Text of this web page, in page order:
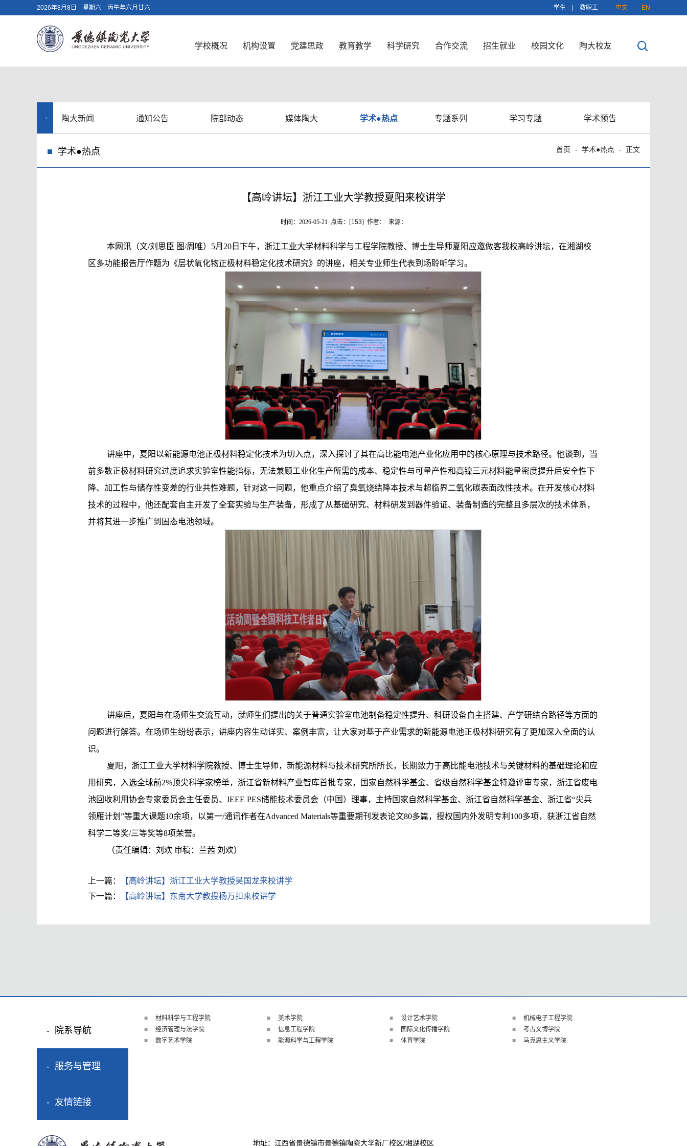
2026年8月8日 星期六 丙午年六月廿六 学生 教职工 中文 EN
学校概况 机构设置 党建思政 教育教学 科学研究 合作交流 招生就业 校园文化 陶大校友
新
陶大新闻 通知公告 院部动态 媒体陶大 学术●热点 专题系列 学习专题 学术预告
学术●热点 首页 学术●热点 正文
【高岭讲坛】浙江工业大学教授夏阳来校讲学
时间：2026-05-21 点击：[153] 作者： 来源：
本网讯（文/刘思臣 图/周唯）5月20日下午，浙江工业大学材料科学与工程学院教授、博士生导师夏阳应邀做客我校高岭讲坛，在湘湖校
区多功能报告厅作题为《层状氧化物正极材料稳定化技术研究》的讲座，相关专业师生代表到场聆听学习。
讲座中，夏阳以新能源电池正极材料稳定化技术为切入点，深入探讨了其在高比能电池产业化应用中的核心原理与技术路径。他谈到，当
前多数正极材料研究过度追求实验室性能指标，无法兼顾工业化生产所需的成本、稳定性与可量产性和高镍三元材料能量密度提升后安全性下
降、加工性与储存性变差的行业共性难题，针对这一问题，他重点介绍了臭氧烧结降本技术与超临界二氧化碳表面改性技术。在开发核心材料
技术的过程中，他还配套自主开发了全套实验与生产装备，形成了从基础研究、材料研发到器件验证、装备制造的完整且多层次的技术体系，
并将其进一步推广到固态电池领域。
讲座后，夏阳与在场师生交流互动，就师生们提出的关于普通实验室电池制备稳定性提升、科研设备自主搭建、产学研结合路径等方面的
问题进行解答。在场师生纷纷表示，讲座内容生动详实、案例丰富，让大家对基于产业需求的新能源电池正极材料研究有了更加深入全面的认
识。
夏阳，浙江工业大学材料学院教授、博士生导师，新能源材料与技术研究所所长，长期致力于高比能电池技术与关键材料的基础理论和应
用研究，入选全球前2%顶尖科学家榜单，浙江省新材料产业智库首批专家，国家自然科学基金、省级自然科学基金特邀评审专家，浙江省废电
池回收利用协会专家委员会主任委员、IEEE PES储能技术委员会（中国）理事，主持国家自然科学基金、浙江省自然科学基金、浙江省“尖兵
领雁计划”等重大课题10余项，以第一/通讯作者在Advanced Materials等重要期刊发表论文80多篇，授权国内外发明专利100多项，获浙江省自然
科学二等奖/三等奖等8项荣誉。
（责任编辑：刘欢 审稿：兰茜 刘欢）
上一篇：
【高岭讲坛】浙江工业大学教授吴国龙来校讲学
下一篇：
【高岭讲坛】东南大学教授杨万扣来校讲学
院系导航
服务与管理
友情链接
材料科学与工程学院 美术学院 设计艺术学院
机械电子工程学院
经济管理与法学院
信息工程学院 国际文化传播学院
考古文博学院
数字艺术学院
能源科学与工程学院 体育学院 马克思主义学院
地址：江西省景德镇市景德镇陶瓷大学新厂校区/湘湖校区